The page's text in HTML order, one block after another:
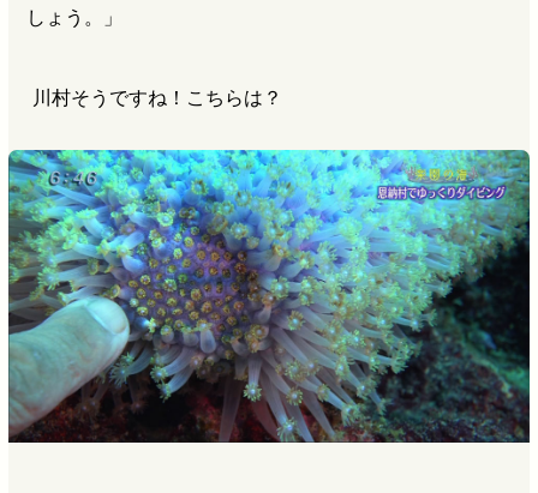
しょう。」
川村そうですね！こちらは？